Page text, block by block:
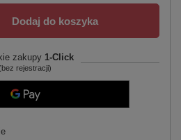
Dodaj do koszyka
zakupy 1-Click
rejestracji)